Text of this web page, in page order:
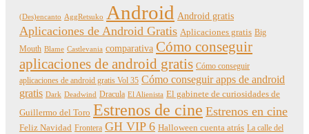
(Des)encanto AggRetsuko Android Android gratis
Aplicaciones de Android Gratis Aplicaciones gratis Big
Mouth Blame Castlevania comparativa Cómo conseguir
aplicaciones de android gratis Cómo conseguir
aplicaciones de android gratis Vol 35 Cómo conseguir apps de android
gratis Dark Deadwind Dracula El Alienista El gabinete de curiosidades de
Guillermo del Toro Estrenos de cine Estrenos en cine
Feliz Navidad Frontera GH VIP 6 Halloween cuenta atrás La calle del